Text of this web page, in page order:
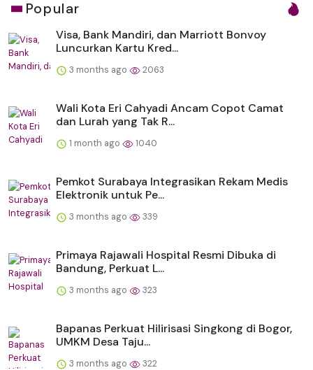
Popular
Visa, Bank Mandiri, dan Marriott Bonvoy
Luncurkan Kartu Kred...
3 months ago 2063
Wali Kota Eri Cahyadi Ancam Copot Camat
dan Lurah yang Tak R...
1 month ago 1040
Pemkot Surabaya Integrasikan Rekam Medis
Elektronik untuk Pe...
3 months ago 339
Primaya Rajawali Hospital Resmi Dibuka di
Bandung, Perkuat L...
3 months ago 323
Bapanas Perkuat Hilirisasi Singkong di Bogor,
UMKM Desa Taju...
3 months ago 322